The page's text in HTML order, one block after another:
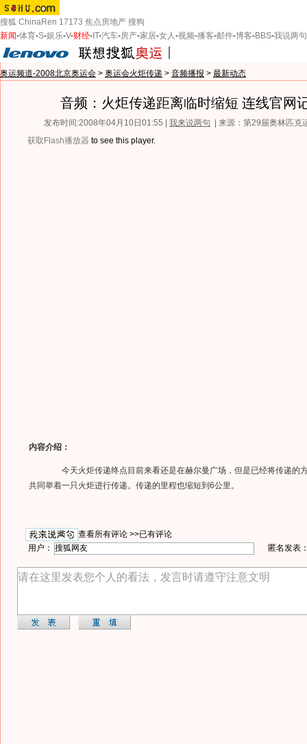
搜狐 ChinaRen 17173 焦点房地产 搜狗
新闻-体育-S-娱乐-V-财经- IT-汽车-房产-家居-女人-视频-播客-邮件-博客-BBS-我说两句
奥运频道-2008北京奥运会 > 奥运会火炬传递 > 音频播报 > 最新动态
音频：火炬传递距离临时缩短 连线官网
发布时间:2008年04月10日01:55 | 我来说两句
| 来源：第29届奥林匹克
获取Flash播放器 to see this player.
内容介绍：
今天火炬传递终点目前来看还是在赫尔曼广场，但是已经将传递的
共同举着一只火炬进行传递。传递的里程也缩短到6公里。
查看所有评论 >>已有评论
用户：
匿名发表